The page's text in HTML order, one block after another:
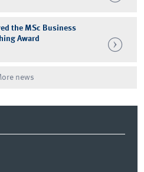
the MSc Business
Award
news